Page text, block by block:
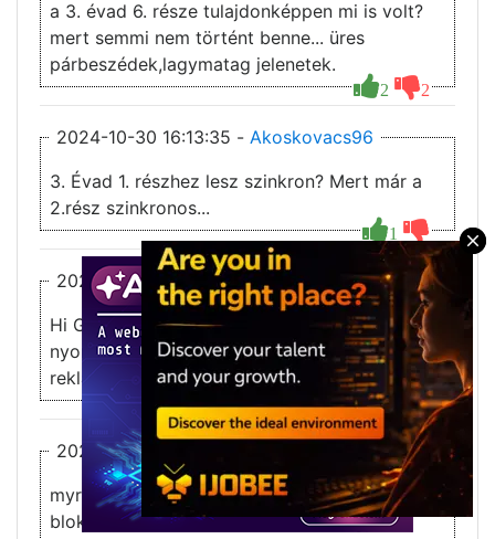
2 2
a 3. évad 6. része tulajdonképpen mi is volt?
mert semmi nem történt benne... üres
párbeszédek,lagymatag jelenetek.
2024-10-30 16:13:35 - Akoskovacs96
1
3. Évad 1. részhez lesz szinkron? Mert már a
2.rész szinkronos...
2024-10-26 09:28:28 - Marko1
3 2
Hi Guys ha nem akarsz 10000 szer reklámot
nyomkodni használjátok a brave bármijen
reklámot blokol ingyen na csá
2024-10-20 13:21:11 -
myron - nem értem! Én semmilyen plusz
blokkolót nem használok. Három-négy,